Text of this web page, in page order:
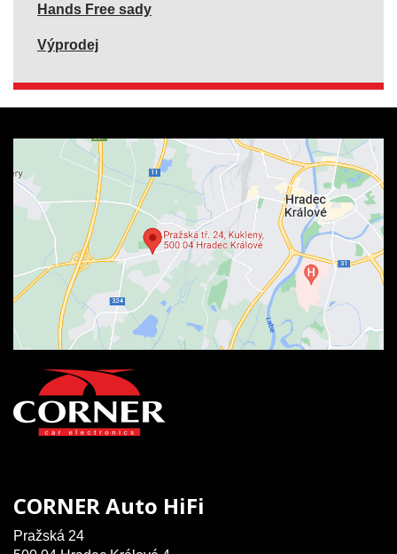
Hands Free sady
Výprodej
CORNER Auto HiFi
Pražská 24